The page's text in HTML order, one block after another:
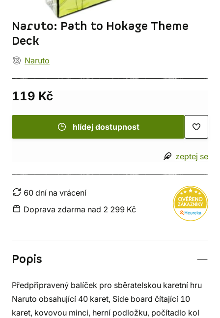
Naruto: Path to Hokage Theme
Deck
Naruto
119 Kč
hlídej dostupnost
zeptej se
60 dní na vrácení
Doprava zdarma nad 2 299 Kč
Popis
Předpřipravený balíček pro sběratelskou karetní hru
Naruto obsahující 40 karet, Side board čítající 10
karet, kovovou minci, herní podložku, počítadlo kol